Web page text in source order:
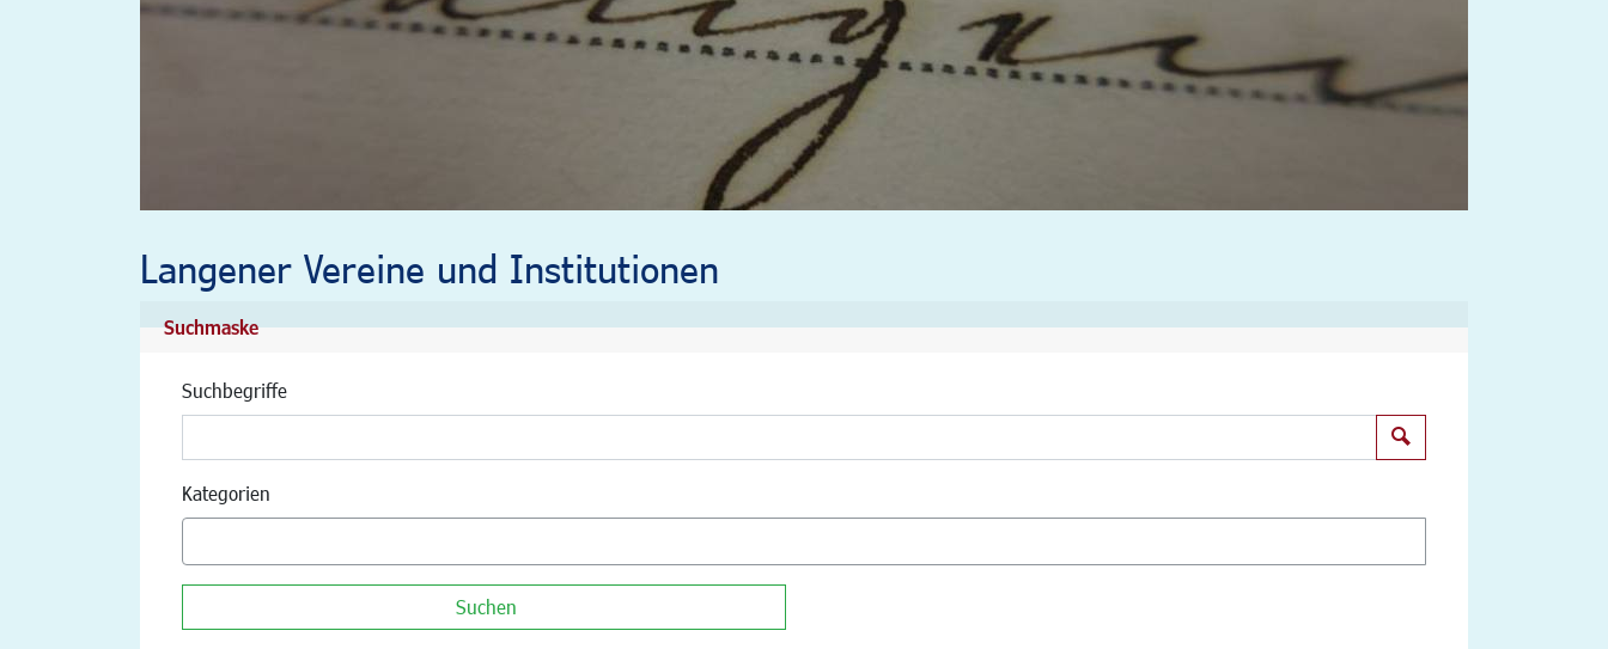
Langener Vereine und Institutionen
Suchmaske
Suchbegriffe
Kategorien
Suchen